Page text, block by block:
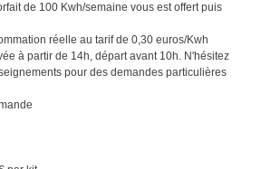
de 100 Kwh/semaine vous est offert puis
réelle au tarif de 0,30 euros/Kwh
à partir de 14h, départ avant 10h. N'hésitez
pour des demandes particulières